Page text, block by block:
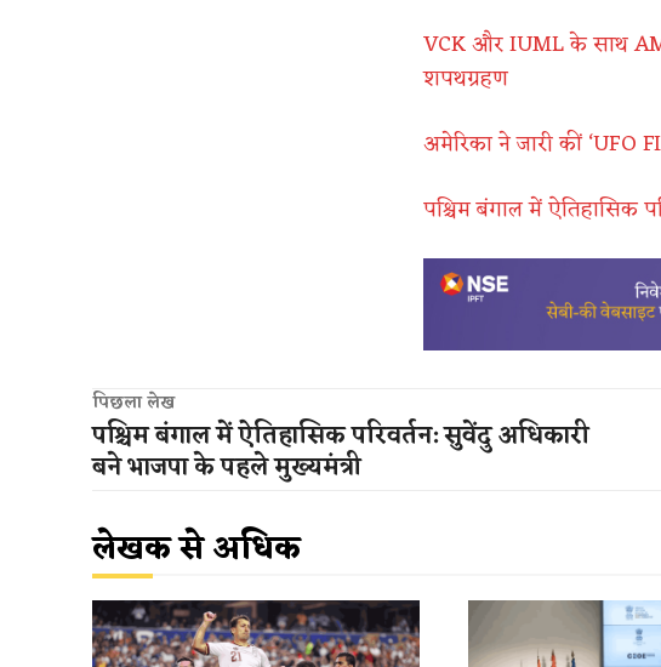
VCK और IUML के साथ
शपथग्रहण
अमेरिका ने जारी कीं ‘UFO
पश्चिम बंगाल में ऐतिहासिक
पिछला लेख
पश्चिम बंगाल में ऐतिहासिक परिवर्तन: सुवेंदु अधिकारी
बने भाजपा के पहले मुख्यमंत्री
लेखक से अधिक